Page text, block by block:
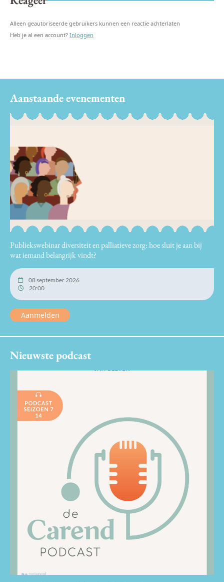
Alleen geautoriseerde gebruikers kunnen een reactie achterlaten
Heb je al een account? Inloggen
Aanstaande evenementen
Publiekswebinar diversiteit en palliatieve zorg: hoe sluit je aan bij
wat iemand belangrijk vindt?
08 september 2026
20:00
Aanmelden
Nieuwste podcast